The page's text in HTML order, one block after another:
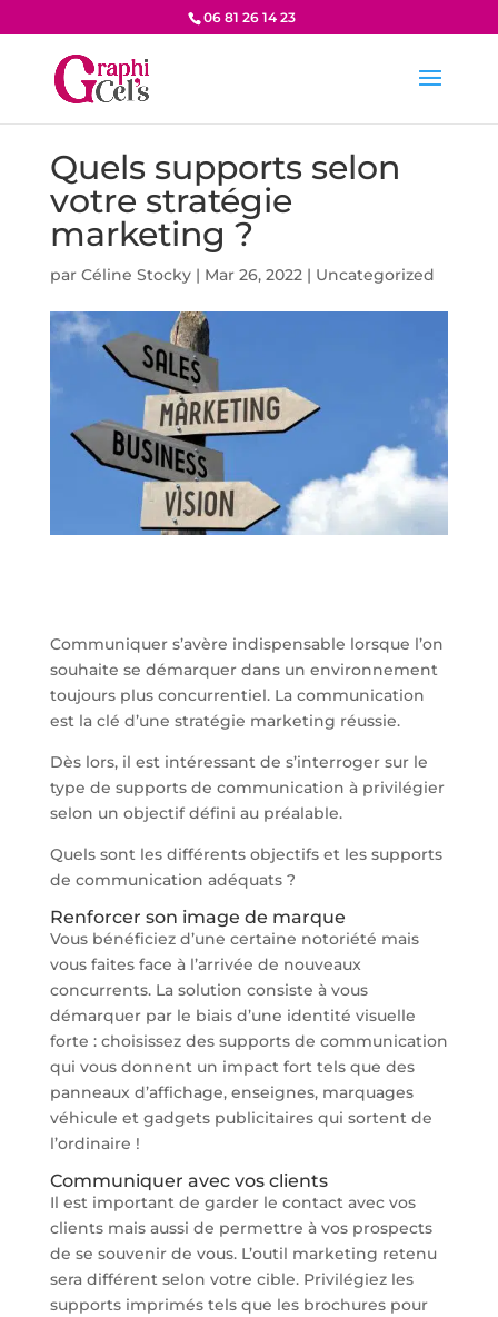
06 81 26 14 23
Quels supports selon
votre stratégie
marketing ?
par Céline Stocky| Mar 26, 2022| Uncategorized
Communiquer s’avère indispensable lorsque l’on
souhaite se démarquer dans un environnement
toujours plus concurrentiel. La communication
est la clé d’une stratégie marketing réussie.
Dès lors, il est intéressant de s’interroger sur le
type de supports de communication à privilégier
selon un objectif défini au préalable.
Quels sont les différents objectifs et les supports
de communication adéquats ?
Renforcer son image de marque
Vous bénéficiez d’une certaine notoriété mais
vous faites face à l’arrivée de nouveaux
concurrents. La solution consiste à vous
démarquer par le biais d’une identité visuelle
forte : choisissez des supports de communication
qui vous donnent un impact fort tels que des
panneaux d’affichage, enseignes, marquages
véhicule et gadgets publicitaires qui sortent de
l’ordinaire !
Communiquer avec vos clients
Il est important de garder le contact avec vos
clients mais aussi de permettre à vos prospects
de se souvenir de vous. L’outil marketing retenu
sera différent selon votre cible. Privilégiez les
supports imprimés tels que les brochures pour